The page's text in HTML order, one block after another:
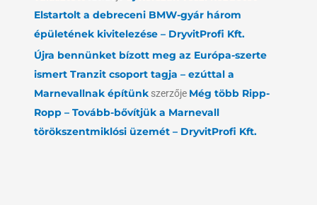
Elstartolt a debreceni BMW-gyár három
épületének kivitelezése – DryvitProfi Kft.
Újra bennünket bízott meg az Európa-szerte
ismert Tranzit csoport tagja – ezúttal a
Marnevallnak építünk szerzője Még több Ripp-
Ropp – Tovább-bővítjük a Marnevall
törökszentmiklósi üzemét – DryvitProfi Kft.